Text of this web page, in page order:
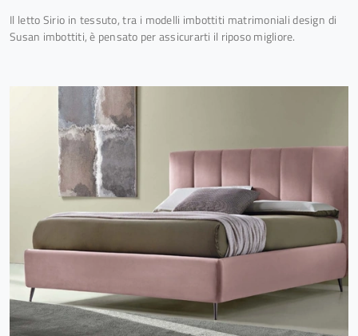
Il letto Sirio in tessuto, tra i modelli imbottiti matrimoniali design di
Susan imbottiti, è pensato per assicurarti il riposo migliore.